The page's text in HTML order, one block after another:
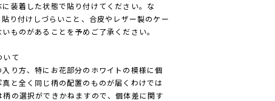
装着した状態で貼り付けてください。な
り付けしづらいこと、合皮やレザー製のケー
ものがあることを予めご了承ください。
いて
り方、特にお花部分のホワイトの模様に個
と全く同じ柄の配置のものが届くわけでは
の選択ができかねますので、個体差に関す